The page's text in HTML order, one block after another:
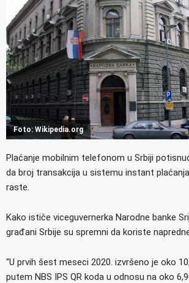
Foto: Wikipedia.org
Plaćanje mobilnim telefonom u Srbiji
da broj transakcija u sistemu instant
raste.
Kako ističe viceguvernerka Narodne banke
građani Srbije su spremni da koriste
“U prvih šest meseci 2020. izvršeno je oko
putem NBS IPS QR koda u odnosu na oko